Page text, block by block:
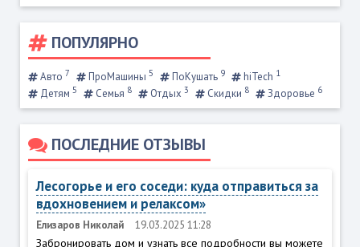
ПОПУЛЯРНО
Авто 7 ПроМашины 5 ПоКушать 9 hiTech 1
Детям 5 Семья 8 Отдых 3 Скидки 8 Здоровье 6
ПОСЛЕДНИЕ ОТЗЫВЫ
Лесогорье и его соседи: куда отправиться за
вдохновением и релаксом»
Елизаров Николай 19.03.2025 11:28
Забронировать дом и узнать все подробности вы можете